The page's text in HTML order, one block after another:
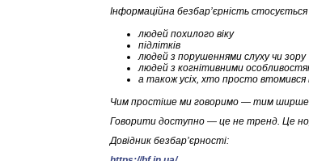
Інформаційна безбар’єрність стосується
людей похилого віку
підлітків
людей з порушеннями слуху чи зору
людей з когнітивними
а також усіх, хто просто втомився
Чим простіше ми говоримо — тим ширше
Говорити доступно — це не тренд. Це
Довідник безбар’єрності: